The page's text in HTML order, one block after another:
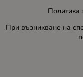
Политика
При възникване на